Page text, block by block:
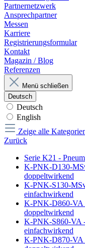
Partnernetzwerk
Ansprechpartner
Messen
Karriere
Registrierungsformular
Kontakt
Magazin / Blog
Referenzen
Menü schließen
Deutsch
Deutsch
English
Zeige alle
Zurück
Serie K21 -
K-PNK-D130-
doppeltwirkend
K-PNK-S130-
einfachwirkend
K-PNK-D860-VA
doppeltwirkend
K-PNK-S860-VA
einfachwirkend
K-PNK-D870-VA